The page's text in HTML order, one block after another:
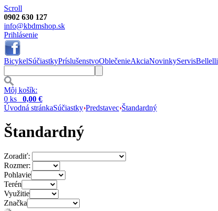
Scroll
0902 630 127
info@kbdmshop.sk
Prihlásenie
BicykelSúčiastkyPríslušenstvoOblečenieAkciaNovinkyServisBellelli
Môj košík:
0 ks 0,00 €
Úvodná stránkaSúčiastky Predstavec Štandardný
Štandardný
Zoradiť:
Rozmer:
Pohlavie
Terén
Využitie
Značka